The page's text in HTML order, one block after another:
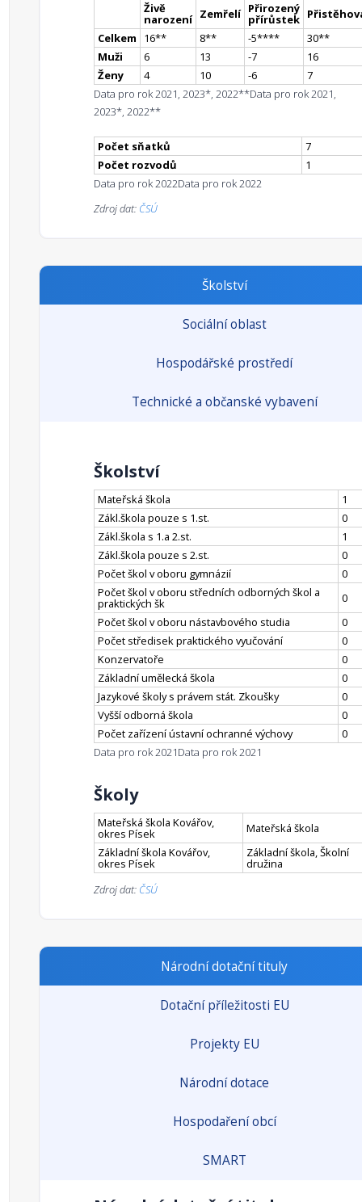
Živě
narození Zemřelí Přirozený
přírůstek
Celkem
16** 8** -5**** 30**
Muži
6 13 -7
16
Ženy
4 10 -6
7
Data pro rok 2021, 2023*, 2022**Data pro rok 2021,
2023*, 2022**
Počet sňatků
7
Počet rozvodů
1
Data pro rok 2022Data pro rok 2022
Zdroj dat: ČSÚ
Školství
Sociální oblast
Hospodářské prostředí
Technické a občanské vybavení
Školství
Mateřská škola
1
Zákl.škola pouze s 1.st.
0
Zákl.škola s 1.a 2.st.
1
Zákl.škola pouze s 2.st.
0
Počet škol v oboru gymnázií
0
Počet škol v oboru středních odborných škol a
praktických šk
0
Počet škol v oboru nástavbového studia
0
Počet středisek praktického vyučování
0
Konzervatoře
0
Základní umělecká škola
0
Jazykové školy s právem stát. Zkoušky
0
Vyšší odborná škola
0
Počet zařízení ústavní ochranné výchovy
0
Data pro rok 2021Data pro rok 2021
Školy
Mateřská škola Kovářov,
okres Písek
Mateřská škola
Základní škola Kovářov,
okres Písek
Základní škola, Školní
družina
Zdroj dat: ČSÚ
Národní dotační tituly
Dotační příležitosti EU
Projekty EU
Národní dotace
Hospodaření obcí
SMART